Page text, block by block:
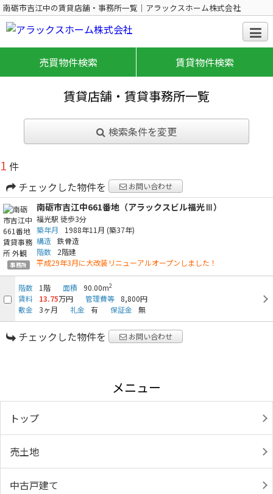
南砺市吉江中の賃貸店舗・事務所一覧｜アラックスホーム株式会社
売買物件検索 賃貸物件検索
賃貸店舗・賃貸事務所一覧
検索条件を変更
1 件
チェックした物件を
お問い合わせ
事務所
南砺市吉江中661番地（アラックスビル福光Ⅲ）
福光駅 徒歩3分
築年月
1988年11月 (築37年)
構造 鉄骨造
階数
2階建
平成29年3月に大改装リニューアルオープンしました！
階数 1階 面積 90.00m2
賃料 13.75万円 管理費等
8,800円
敷金
3ヶ月 礼金 有 保証金 無
チェックした物件を お問い合わせ
メニュー
トップ
売土地
中古戸建て